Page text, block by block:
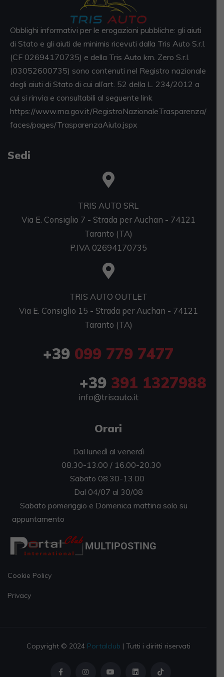
Obblighi informativi per le erogazioni pubbliche: gli aiuti
di Stato e gli aiuti de minimis ricevuti dalla Tris Auto S.r.l.
(CF 02694170735) e della Tris Auto km. Zero S.r.l.
(03052600735) sono contenuti nel Registro nazionale
degli aiuti di Stato di cui all’art. 52 della L. 234/2012 a
cui si rinvia e consultabili al seguente link
https://www.rna.gov.it/RegistroNazionaleTrasparenza/
faces/pages/TrasparenzaAiuto.jspx
Sedi
TRIS AUTO SRL
Via E. Consiglio 7 - Strada per Auchan - 74121
Taranto (TA)
P.IVA 02694170735
TRIS AUTO OUTLET
Via E. Consiglio 15 - Strada per Auchan - 74121
Taranto (TA)
+39 099 779 7477
+39 391 1327988
info@trisauto.it
Orari
Dal lunedì al venerdì
08.30-13.00 / 16.00-20.30
Sabato 08.30-13.00
Dal 04/07 al 30/08
Sabato pomeriggio e Domenica mattina solo su
appuntamento
MULTIPOSTING
Cookie Policy
Privacy
Copyright © 2024 Portalclub | Tutti i diritti riservati